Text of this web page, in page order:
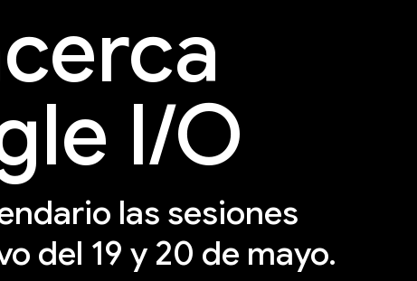
I/O
las sesiones
del 19 y 20 de mayo.